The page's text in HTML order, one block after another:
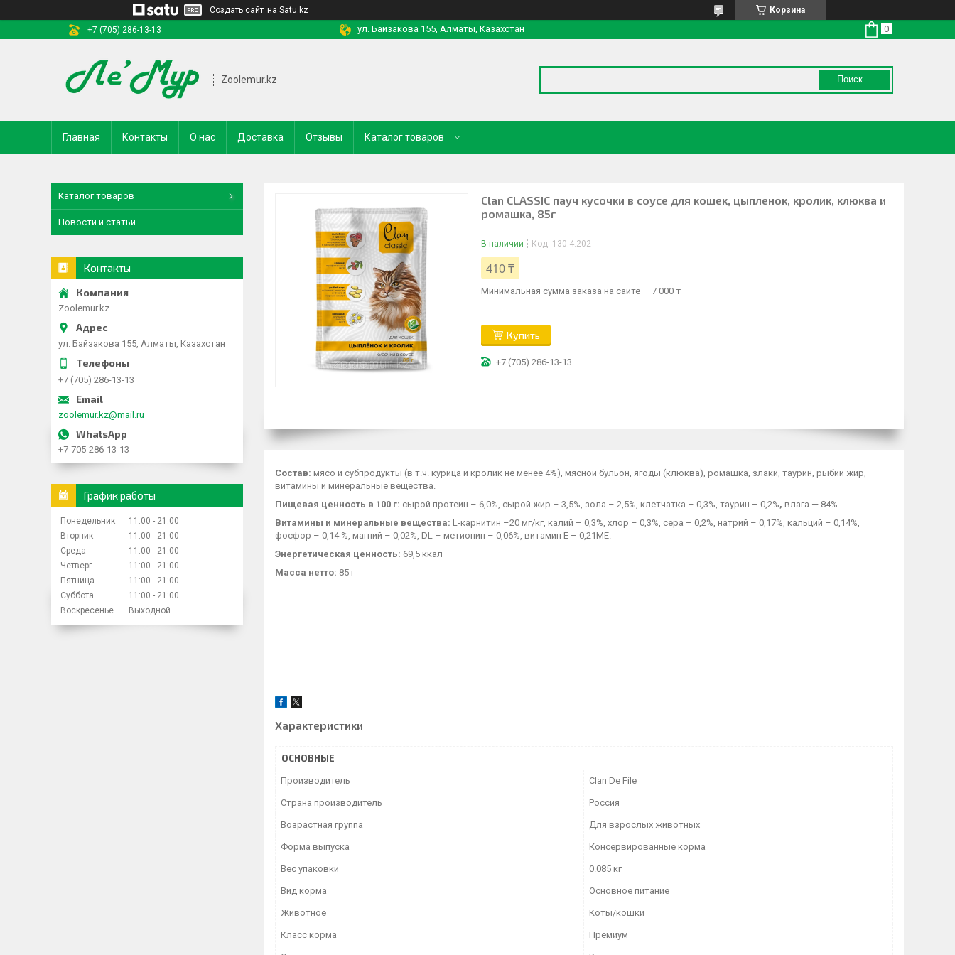
Создать сайт на Satu.kz
Корзина
+7 (705) 286-13-13
ул. Байзакова 155, Алматы, Казахстан
Zoolemur.kz Поиск...
Главная Контакты О нас Доставка Отзывы Каталог товаров
Clan CLASSIC пауч кусочки в соусе для кошек, цыпленок, кролик, клюква и
ромашка, 85г
В наличии Код: 130.4.202
410 ₸
Минимальная сумма заказа на сайте — 7 000 ₸
Купить
+7 (705) 286-13-13
Состав: мясо и субпродукты (в т.ч. курица и кролик не менее 4%), мясной бульон, ягоды (клюква), ромашка, злаки, таурин, рыбий жир,
витамины и минеральные вещества.
Пищевая ценность в 100 г: сырой протеин – 6,0%, сырой жир – 3,5%, зола – 2,5%, клетчатка – 0,3%, таурин – 0,2%, влага — 84%.
Витамины и минеральные вещества: L-карнитин –20 мг/кг, калий – 0,3%, хлор – 0,3%, сера – 0,2%, натрий – 0,17%, кальций – 0,14%,
фосфор – 0,14 %, магний – 0,02%, DL – метионин – 0,06%, витамин Е – 0,21МЕ.
Энергетическая ценность: 69,5 ккал
Масса нетто: 85 г
Характеристики
ОСНОВНЫЕ
Производитель Clan De File
Страна производитель Россия
Возрастная группа Для взрослых животных
Форма выпуска Консервированные корма
Вес упаковки 0.085 кг
Вид корма Основное питание
Животное Коты/кошки
Класс корма Премиум
Каталог товаров
Новости и статьи
Контакты
Zoolemur.kz
ул. Байзакова 155, Алматы, Казахстан
+7 (705) 286-13-13
zoolemur.kz@mail.ru
+7-705-286-13-13
График работы
Понедельник 11:00
21:00
Вторник
11:00
21:00
Среда
11:00
21:00
Четверг
11:00
21:00
Пятница
11:00
21:00
Суббота
11:00
21:00
Воскресенье
Выходной